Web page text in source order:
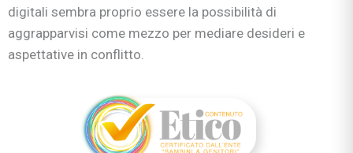
digitali sembra proprio essere la possibilità di
aggrapparvisi come mezzo per mediare desideri e
aspettative in conflitto.